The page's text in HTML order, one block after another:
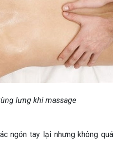
lưng khi massage
ngón tay lại nhưng không quá